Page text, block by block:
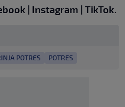
| Instagram | TikTok.
POTRES POTRES